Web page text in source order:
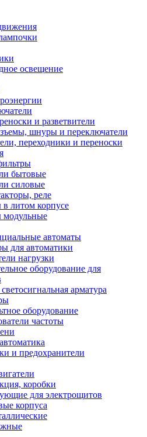
освещение
и разветвители
шнуры и переключатели
переходники и переноски
бытовые
силовые
реле
литом корпусе
модульные
автоматы
для автоматики
нагрузки
оборудование для
арматура
оборудование
частоты
и предохранители
коробки
для электрощитов
корпуса